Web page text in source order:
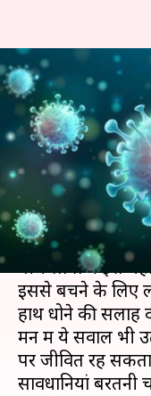
कपड़ों पर
वायरस और
सावधानी
प्रमोद कुमार Aug 04,
क्या है खबर?
कोरोना वायरस
बीच लोगों में इस
इससे बचने के लिए
हाथ धोने की सलाह
मन में ये सवाल भी
पर जीवित रह
सावधानियां बरतनी